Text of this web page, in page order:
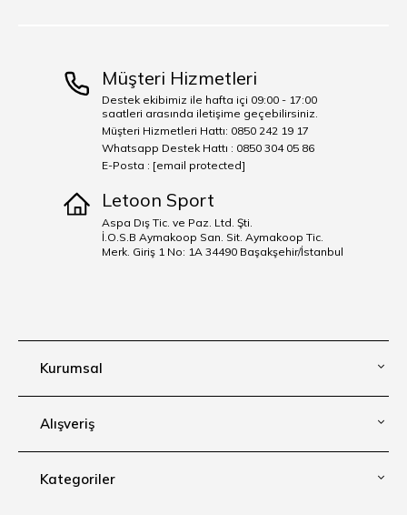
Kurumsal
Alışveriş
Kategoriler
Müşteri Hizmetleri
Destek ekibimiz ile hafta içi 09:00 - 17:00
saatleri arasında iletişime geçebilirsiniz.
Müşteri Hizmetleri Hattı: 0850 242 19 17
Whatsapp Destek Hattı : 0850 304 05 86
E-Posta : [email protected]
Letoon Sport
Aspa Dış Tic. ve Paz. Ltd. Şti.
İ.O.S.B Aymakoop San. Sit. Aymakoop Tic.
Merk. Giriş 1 No: 1A 34490 Başakşehir/İstanbul